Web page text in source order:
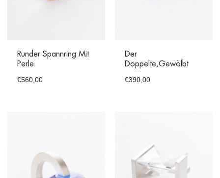
Runder Spannring Mit
Perle
€560,00
Der
Doppelte,gewölbt
€390,00